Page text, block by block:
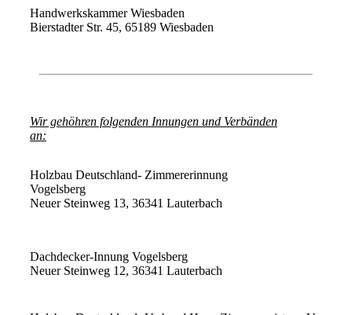
Handwerkskammer Wiesbaden
Bierstadter Str. 45, 65189 Wiesbaden
Wir gehöhren folgenden Innungen und Verbänden
an:
Holzbau Deutschland- Zimmererinnung
Vogelsberg
Neuer Steinweg 13, 36341 Lauterbach
Dachdecker-Innung Vogelsberg
Neuer Steinweg 12, 36341 Lauterbach